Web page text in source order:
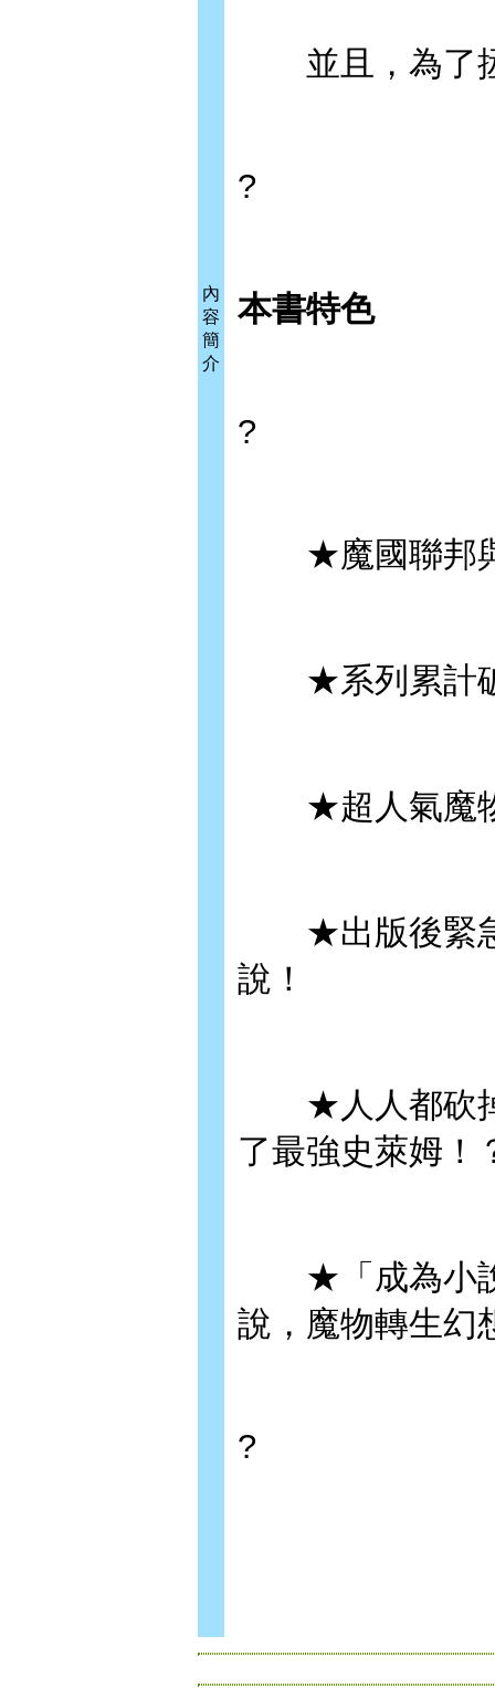
內
容
簡
介
並且，為了拯
?
本書特色
?
★魔國聯邦與
★系列累計破
★超人氣魔物
★出版後緊急
說！
★人人都砍掉
了最強史萊姆！
★「成為小說
說，魔物轉生幻
?